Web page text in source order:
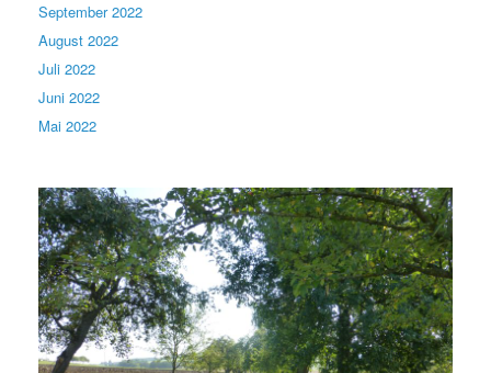
September 2022
August 2022
Juli 2022
Juni 2022
Mai 2022